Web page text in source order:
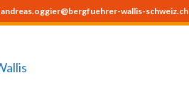
andreas.oggier@bergfuehrer-wallis-schweiz.ch